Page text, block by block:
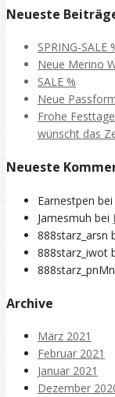
Neueste
SPRING-SALE
Neue Merino
SALE %
Neue
Frohe
wünscht das
Neueste
Earnestpen bei
Jamesmuh bei
888starz_arsn
888starz_iwot
888starz_pnMn
Archive
März 2021
Februar 2021
Januar 2021
Dezember